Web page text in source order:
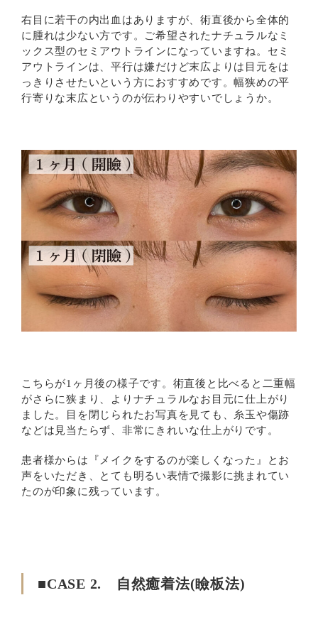
右目に若干の内出血はありますが、術直後から全体的
に腫れは少ない方です。ご希望されたナチュラルなミ
ックス型のセミアウトラインになっていますね。セミ
アウトラインは、平行は嫌だけど末広よりは目元をは
っきりさせたいという方におすすめです。幅狭めの平
行寄りな末広というのが伝わりやすいでしょうか。
こちらが1ヶ月後の様子です。術直後と比べると二重幅
がさらに狭まり、よりナチュラルなお目元に仕上がり
ました。目を閉じられたお写真を見ても、糸玉や傷跡
などは見当たらず、非常にきれいな仕上がりです。
患者様からは『メイクをするのが楽しくなった』とお
声をいただき、とても明るい表情で撮影に挑まれてい
たのが印象に残っています。
■CASE 2. 自然癒着法(瞼板法)